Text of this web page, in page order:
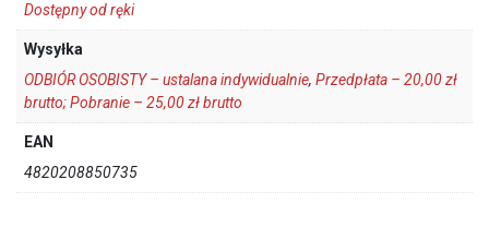
Dostępny od ręki
Wysyłka
ODBIÓR OSOBISTY – ustalana indywidualnie, Przedpłata – 20,00 zł
brutto; Pobranie – 25,00 zł brutto
EAN
4820208850735